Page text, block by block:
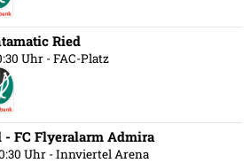
Ried
Uhr - FAC-Platz
- FC Flyeralarm Admira
Uhr - Innviertel Arena